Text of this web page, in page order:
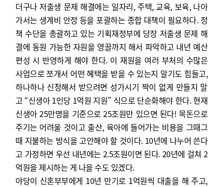
더구나 저출생 문제 해결에는 일자리, 주택, 교육, 보육, 나아
가서는 생계비 안정 등을 포괄하는 종합 대책이 필요하다. 정
책 수단을 총괄하고 있는 기획재정부에 당장 저출생 문제 해
결에 동원 가능한 자원을 영끌까지 해서 파악하고 내년 예산
편성 시 반영하게 해야 한다. 이 재원을 여러 부처의 수많은
사업으로 쪼개서 어떤 혜택을 받을 수 있는지 알기도 힘들고,
하나하나 신청해서 받으려면 성가시기 짝이 없게 만들지 말
고 “신생아 1인당 1억원 지원” 식으로 단순화해야 한다. 현재
신생아 25만명을 기준으로 25조원만 있으면 된다! 목돈으로
주기는 어려울 것이고 출산, 육아에 들어가는 비용을 그때그
때 지불하는 방식을 고안해야 할 것이다. 10년에 나누어 쓴다
고 가정하면 우선 내년에는 2.5조원이면 된다. 20년에 걸쳐 2
억원을 제시하는 게 나을 수도 있겠다.
야당이 신혼부부에게 10년 만기로 1억원씩 대출을 해 주고,